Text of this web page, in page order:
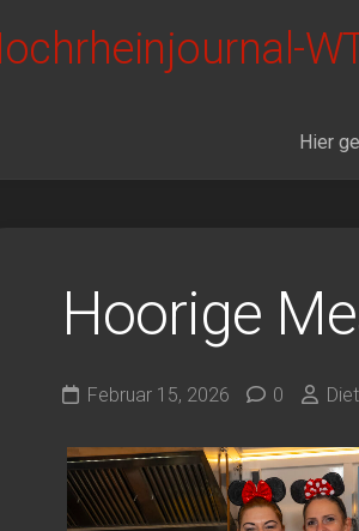
Hier
Hoorige
Februar 15, 2026 0